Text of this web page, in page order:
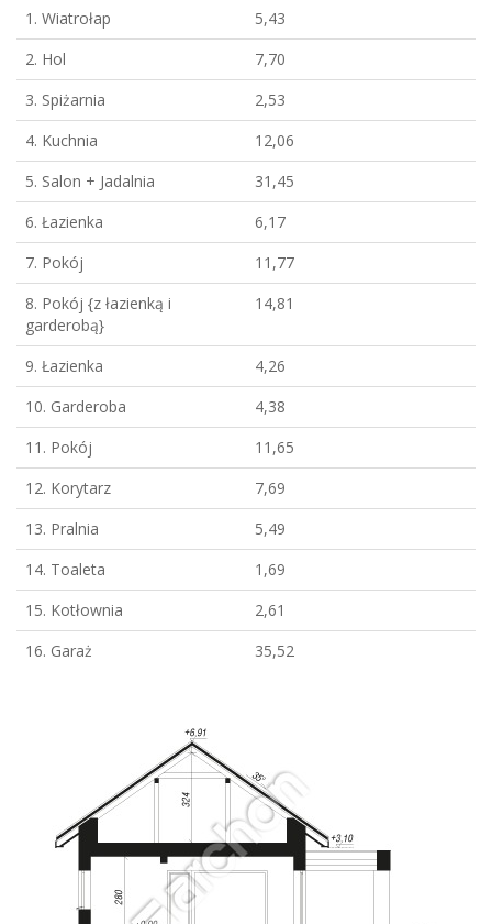
1. Wiatrołap
5,43
2. Hol
7,70
3. Spiżarnia
2,53
4. Kuchnia
12,06
5. Salon + Jadalnia
31,45
6. Łazienka
6,17
7. Pokój
11,77
8. Pokój {z łazienką i
garderobą}
14,81
9. Łazienka
4,26
10. Garderoba
4,38
11. Pokój
11,65
12. Korytarz
7,69
13. Pralnia
5,49
14. Toaleta
1,69
15. Kotłownia
2,61
16. Garaż
35,52